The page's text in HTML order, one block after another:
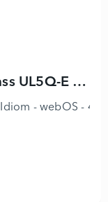
55UL5Q-E - 55" Diagonal klass UL5Q-E Series LED-bakgrundsbelyst LCD-skärm
- webOS - 4K
klass